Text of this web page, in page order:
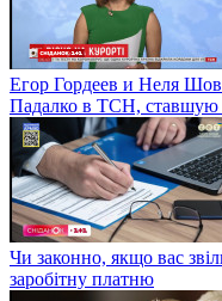
Егор Гордеев и Неля
Падалко в ТСН, ставшую
Чи законно, якщо вас
заробітну платню